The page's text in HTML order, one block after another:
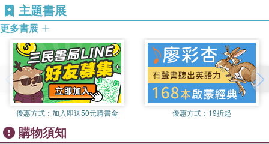
Scholars believe, and we concur, that this work is
important enough to be preserved, reproduced, and made
generally available to the public. To ensure a quality
reading experience, this work has been proofread and
republished using a format that seamlessly blends the
original graphical elements with text in an easy-to-read
typeface.
We appreciate your support of the preservation process,
and thank you for being an important part of keeping this
knowledge alive and relevant.
主題書展
更多書展
優惠方式： 加入即送50元購書金 優惠方式： 19折起
購物須知